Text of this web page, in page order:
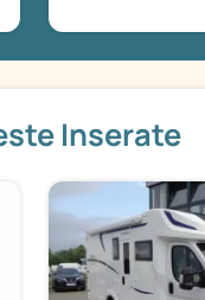
Inserate